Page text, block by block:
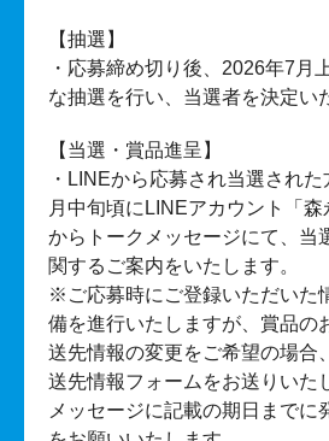
【抽選】
・応募締め切り後、2026年7月
な抽選を行い、当選者を決定い
【当選・賞品進呈】
・LINEから応募され当選され
月中旬頃にLINEアカウント「森
からトークメッセージにて、当
関するご案内をいたします。
※ご応募時にご登録いただいた
備を進行いたしますが、賞品の
送先情報の変更をご希望の場合
送先情報フォームをお送りいた
メッセージに記載の期日までに